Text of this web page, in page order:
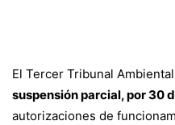
El Tercer Tribunal Ambiental
suspensión parcial, por 30
autorizaciones de